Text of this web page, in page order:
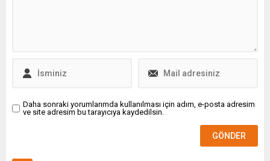
Daha sonraki yorumlarımda kullanılması için adım, e-posta adresim
ve site adresim bu tarayıcıya kaydedilsin.